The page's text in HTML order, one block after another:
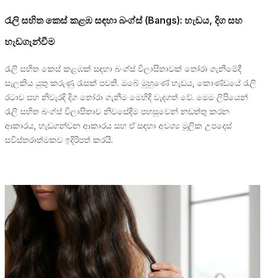
රැලි සහිත කෙස් කළඹ සඳහා බංග්ස් (Bangs): හැඩය, දිග සහ
හැඩගැන්වීම
රැලි සහිත කෙස් කළඹක් සඳහා බංග්ස් විලාසිතාවක් තෝරා ගැනීමේදී
සැලකිය යුතු කරුණු රැසක් පවතී. ඔබේ මුහුණේ හැඩය, කොණ්ඩයේ රැලි
රටාව සහ නිවැරදි දිග තෝරා ගැනීම මෙහිදී වැදගත් වේ. මෙම ලිපියෙන්
රැලි සහිත බංග්ස් විලාසිතාව නිවසේදීම පහසුවෙන් නඩත්තු කරන
ආකාරය, හැඩගන්වන ආකාරය සහ ඒ සඳහා අවශ්‍ය මූලික උපදෙස්
සවිස්තරාත්මකව ඉදිරිපත් කරයි.